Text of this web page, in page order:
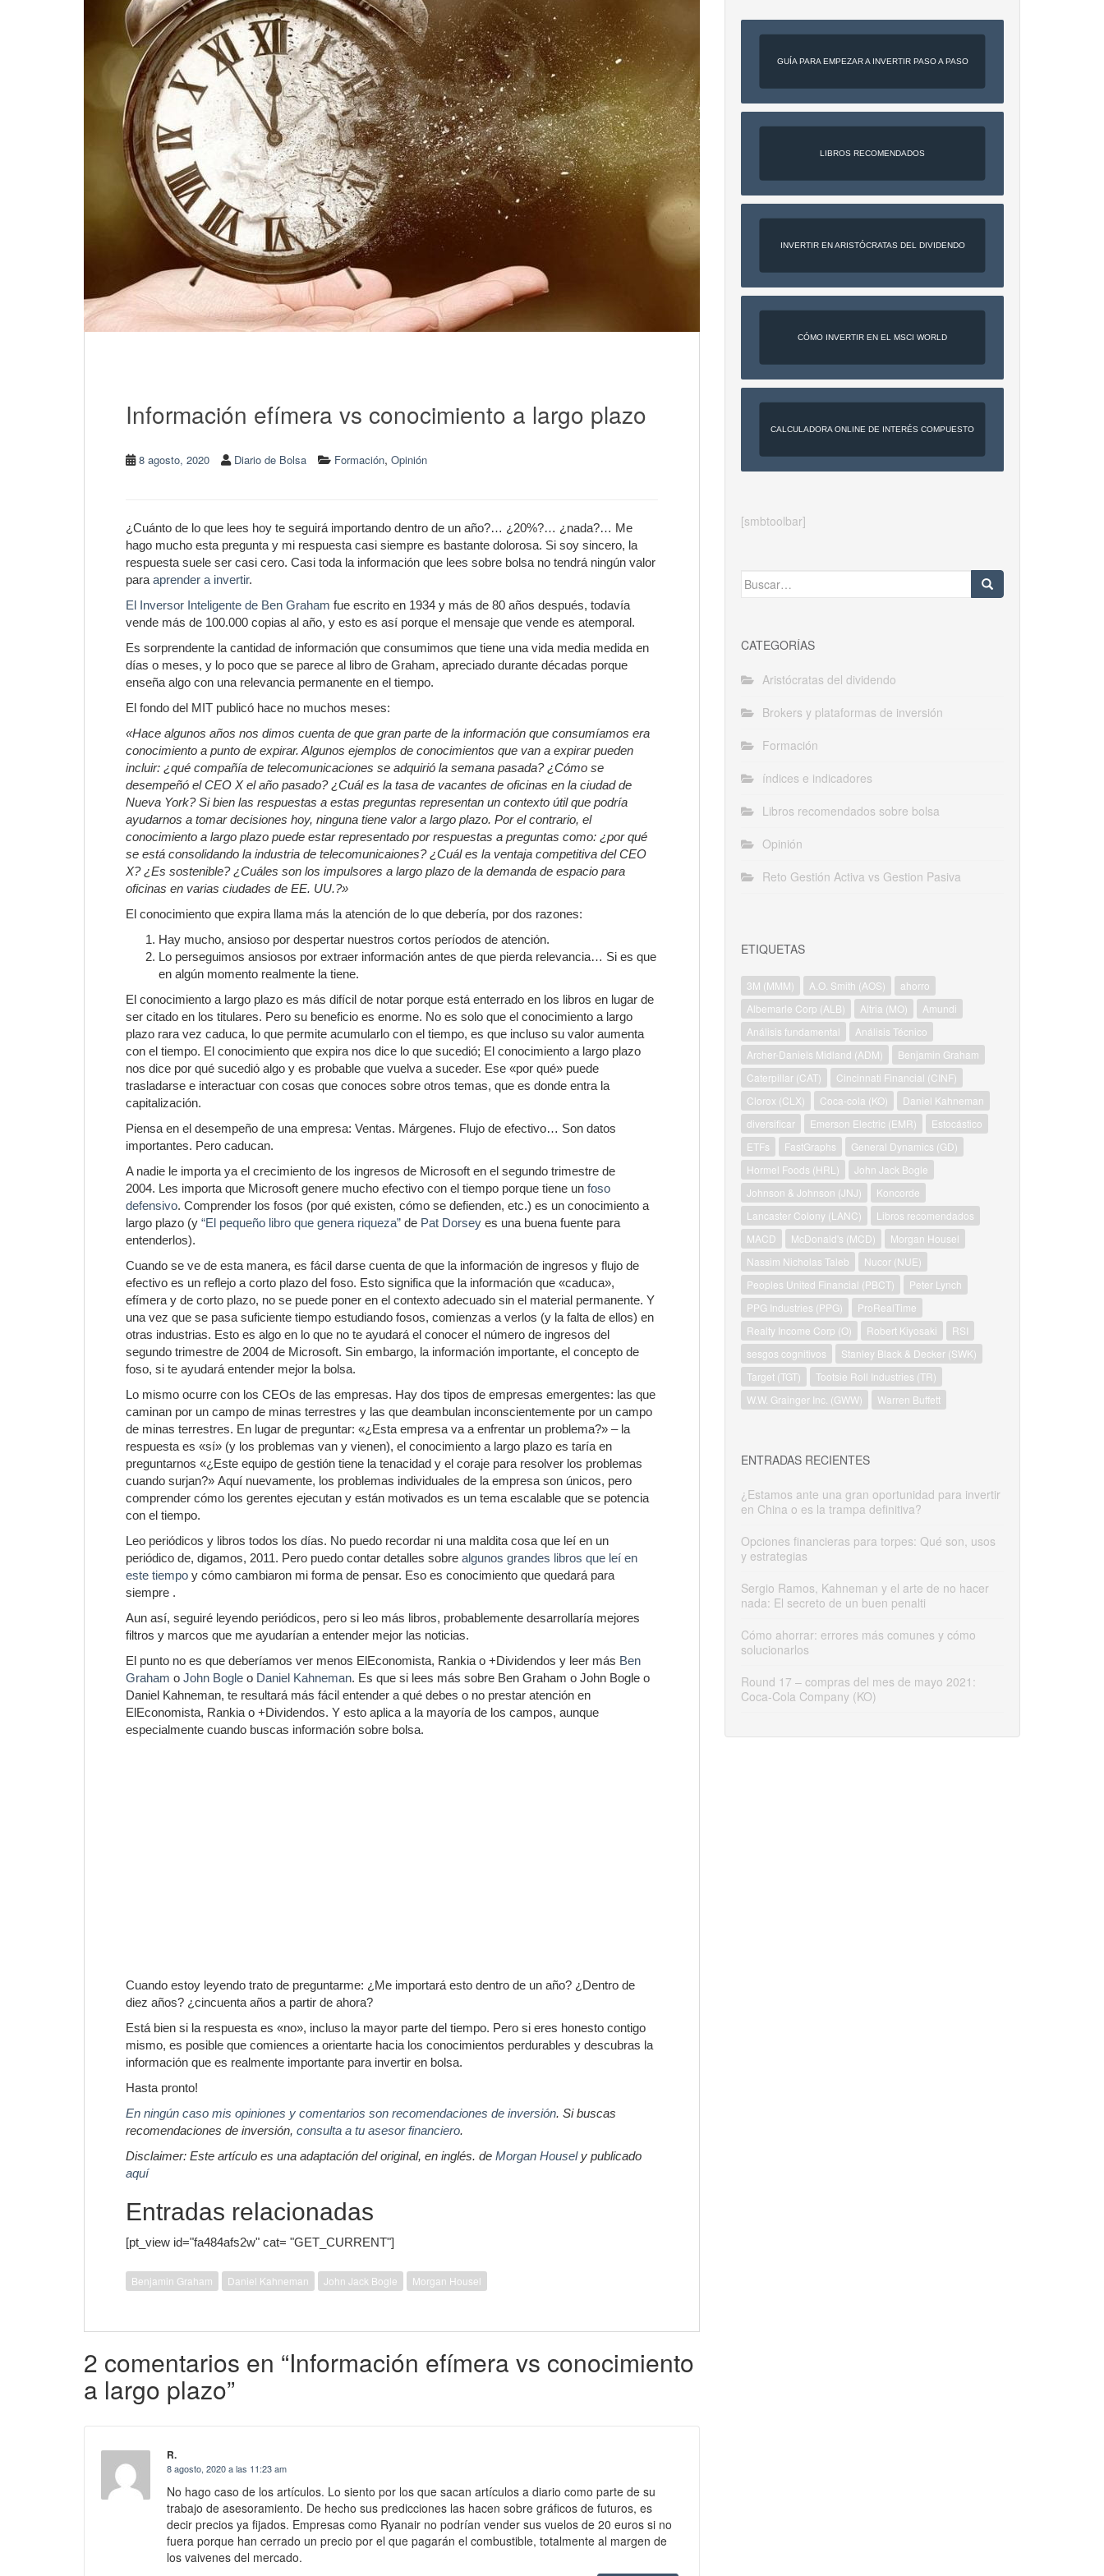
Información efímera vs conocimiento a largo plazo
8 agosto, 2020 Diario de Bolsa Formación, Opinión
¿Cuánto de lo que lees hoy te seguirá importando dentro de un año?… ¿20%?… ¿nada?… Me
hago mucho esta pregunta y mi respuesta casi siempre es bastante dolorosa. Si soy sincero, la
respuesta suele ser casi cero. Casi toda la información que lees sobre bolsa no tendrá ningún valor
para aprender a invertir.
El Inversor Inteligente de Ben Graham fue escrito en 1934 y más de 80 años después, todavía
vende más de 100.000 copias al año, y esto es así porque el mensaje que vende es atemporal.
Es sorprendente la cantidad de información que consumimos que tiene una vida media medida en
días o meses, y lo poco que se parece al libro de Graham, apreciado durante décadas porque
enseña algo con una relevancia permanente en el tiempo.
El fondo del MIT publicó hace no muchos meses:
«Hace algunos años nos dimos cuenta de que gran parte de la información que consumíamos era
conocimiento a punto de expirar. Algunos ejemplos de conocimientos que van a expirar pueden
incluir: ¿qué compañía de telecomunicaciones se adquirió la semana pasada? ¿Cómo se
desempeñó el CEO X el año pasado? ¿Cuál es la tasa de vacantes de oficinas en la ciudad de
Nueva York? Si bien las respuestas a estas preguntas representan un contexto útil que podría
ayudarnos a tomar decisiones hoy, ninguna tiene valor a largo plazo. Por el contrario, el
conocimiento a largo plazo puede estar representado por respuestas a preguntas como: ¿por qué
se está consolidando la industria de telecomunicaiones? ¿Cuál es la ventaja competitiva del CEO
X? ¿Es sostenible? ¿Cuáles son los impulsores a largo plazo de la demanda de espacio para
oficinas en varias ciudades de EE. UU.?»
El conocimiento que expira llama más la atención de lo que debería, por dos razones:
Hay mucho, ansioso por despertar nuestros cortos períodos de atención.
Lo perseguimos ansiosos por extraer información antes de que pierda relevancia… Si es que
en algún momento realmente la tiene.
El conocimiento a largo plazo es más difícil de notar porque está enterrado en los libros en lugar de
ser citado en los titulares. Pero su beneficio es enorme. No es solo que el conocimiento a largo
plazo rara vez caduca, lo que permite acumularlo con el tiempo, es que incluso su valor aumenta
con el tiempo. El conocimiento que expira nos dice lo que sucedió; El conocimiento a largo plazo
nos dice por qué sucedió algo y es probable que vuelva a suceder. Ese «por qué» puede
trasladarse e interactuar con cosas que conoces sobre otros temas, que es donde entra la
capitalización.
Piensa en el desempeño de una empresa: Ventas. Márgenes. Flujo de efectivo… Son datos
importantes. Pero caducan.
A nadie le importa ya el crecimiento de los ingresos de Microsoft en el segundo trimestre de
2004. Les importa que Microsoft genere mucho efectivo con el tiempo porque tiene un foso
defensivo. Comprender los fosos (por qué existen, cómo se defienden, etc.) es un conocimiento a
largo plazo (y “El pequeño libro que genera riqueza” de Pat Dorsey es una buena fuente para
entenderlos).
Cuando se ve de esta manera, es fácil darse cuenta de que la información de ingresos y flujo de
efectivo es un reflejo a corto plazo del foso. Esto significa que la información que «caduca»,
efímera y de corto plazo, no se puede poner en el contexto adecuado sin el material permanente. Y
una vez que se pasa suficiente tiempo estudiando fosos, comienzas a verlos (y la falta de ellos) en
otras industrias. Esto es algo en lo que no te ayudará el conocer el número de ingresos del
segundo trimestre de 2004 de Microsoft. Sin embargo, la información importante, el concepto de
foso, si te ayudará entender mejor la bolsa.
Lo mismo ocurre con los CEOs de las empresas. Hay dos tipos de empresas emergentes: las que
caminan por un campo de minas terrestres y las que deambulan inconscientemente por un campo
de minas terrestres. En lugar de preguntar: «¿Esta empresa va a enfrentar un problema?» – la
respuesta es «sí» (y los problemas van y vienen), el conocimiento a largo plazo es taría en
preguntarnos «¿Este equipo de gestión tiene la tenacidad y el coraje para resolver los problemas
cuando surjan?» Aquí nuevamente, los problemas individuales de la empresa son únicos, pero
comprender cómo los gerentes ejecutan y están motivados es un tema escalable que se potencia
con el tiempo.
Leo periódicos y libros todos los días. No puedo recordar ni una maldita cosa que leí en un
periódico de, digamos, 2011. Pero puedo contar detalles sobre algunos grandes libros que leí en
este tiempo y cómo cambiaron mi forma de pensar. Eso es conocimiento que quedará para
siempre .
Aun así, seguiré leyendo periódicos, pero si leo más libros, probablemente desarrollaría mejores
filtros y marcos que me ayudarían a entender mejor las noticias.
El punto no es que deberíamos ver menos ElEconomista, Rankia o +Dividendos y leer más Ben
Graham o John Bogle o Daniel Kahneman. Es que si lees más sobre Ben Graham o John Bogle o
Daniel Kahneman, te resultará más fácil entender a qué debes o no prestar atención en
ElEconomista, Rankia o +Dividendos. Y esto aplica a la mayoría de los campos, aunque
especialmente cuando buscas información sobre bolsa.
Cuando estoy leyendo trato de preguntarme: ¿Me importará esto dentro de un año? ¿Dentro de
diez años? ¿cincuenta años a partir de ahora?
Está bien si la respuesta es «no», incluso la mayor parte del tiempo. Pero si eres honesto contigo
mismo, es posible que comiences a orientarte hacia los conocimientos perdurables y descubras la
información que es realmente importante para invertir en bolsa.
Hasta pronto!
En ningún caso mis opiniones y comentarios son recomendaciones de inversión. Si buscas
recomendaciones de inversión, consulta a tu asesor financiero.
Disclaimer: Este artículo es una adaptación del original, en inglés. de Morgan Housely publicado
aquí
Entradas relacionadas
[pt_view id="fa484afs2w" cat= "GET_CURRENT"]
Benjamin Graham Daniel Kahneman John Jack Bogle Morgan Housel
2 comentarios en “Información efímera vs conocimiento
a largo plazo”
R.
8 agosto, 2020 a las 11:23 am
No hago caso de los artículos. Lo siento por los que sacan artículos a diario como parte de su
trabajo de asesoramiento. De hecho sus predicciones las hacen sobre gráficos de futuros, es
decir precios ya fijados. Empresas como Ryanair no podrían vender sus vuelos de 20 euros si no
fuera porque han cerrado un precio por el que pagarán el combustible, totalmente al margen de
los vaivenes del mercado.
GUÍA PARA EMPEZAR A INVERTIR PASO A PASO
LIBROS RECOMENDADOS
INVERTIR EN ARISTÓCRATAS DEL DIVIDENDO
CÓMO INVERTIR EN EL MSCI WORLD
CALCULADORA ONLINE DE INTERÉS COMPUESTO
[smbtoolbar]
Buscar:
CATEGORÍAS
Aristócratas del dividendo
Brokers y plataformas de inversión
Formación
índices e indicadores
Libros recomendados sobre bolsa
Opinión
Reto Gestión Activa vs Gestion Pasiva
ETIQUETAS
3M (MMM) A.O. Smith (AOS)
ahorro
Albemarle Corp (ALB)
Altria (MO)
Amundi
Análisis fundamental
Análisis Técnico
Archer-Daniels Midland (ADM)
Benjamin Graham
Caterpillar (CAT)
Cincinnati Financial (CINF)
Clorox (CLX)
Coca-cola (KO)
Daniel Kahneman
diversificar
Emerson Electric (EMR)
Estocástico
ETFs
FastGraphs
General Dynamics (GD)
Hormel Foods (HRL)
John Jack Bogle
Johnson & Johnson (JNJ)
Koncorde
Lancaster Colony (LANC)
Libros recomendados
MACD
McDonald's (MCD)
Morgan Housel
Nassim Nicholas Taleb
Nucor (NUE)
Peoples United Financial (PBCT)
Peter Lynch
PPG Industries (PPG)
ProRealTime
Realty Income Corp (O)
Robert Kiyosaki
RSI
sesgos cognitivos
Stanley Black & Decker (SWK)
Target (TGT)
Tootsie Roll Industries (TR)
W.W. Grainger Inc. (GWW)
Warren Buffett
ENTRADAS RECIENTES
¿Estamos ante una gran oportunidad para invertir
en China o es la trampa definitiva?
Opciones financieras para torpes: Qué son, usos
y estrategias
Sergio Ramos, Kahneman y el arte de no hacer
nada: El secreto de un buen penalti
Cómo ahorrar: errores más comunes y cómo
solucionarlos
Round 17 – compras del mes de mayo 2021:
Coca-Cola Company (KO)